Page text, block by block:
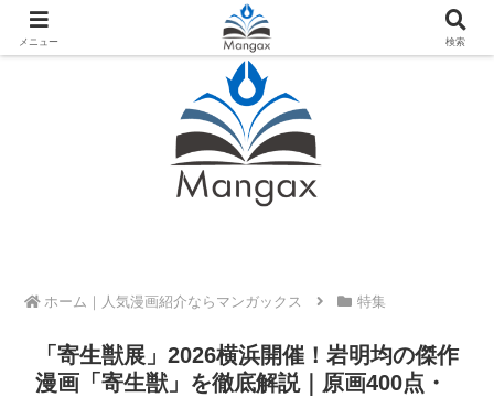
人気おすすめ漫画紹介ならMangax（マンガックス）
ホーム 特集
「寄生獣展」2026横浜開催！岩明均の傑作
漫画「寄生獣」を徹底解説｜原画400点・
メニュー 検索